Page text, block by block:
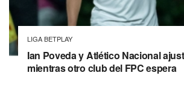
LIGA BETPLAY
Ian Poveda y Atlético Nacional
mientras otro club del FPC espera